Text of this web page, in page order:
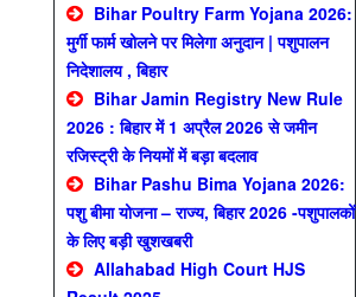
Bihar Poultry Farm Yojana 2026:
मुर्गी फार्म खोलने पर मिलेगा अनुदान | पशुपालन
निदेशालय , बिहार
Bihar Jamin Registry New Rule
2026 : बिहार में 1 अप्रैल 2026 से जमीन
रजिस्ट्री के नियमों में बड़ा बदलाव
Bihar Pashu Bima Yojana 2026:
पशु बीमा योजना – राज्य, बिहार 2026 -पशुपालकों
के लिए बड़ी खुशखबरी
Allahabad High Court HJS